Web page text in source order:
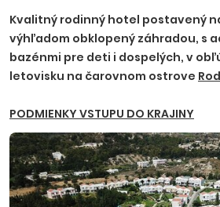
Kvalitný rodinný hotel postavený
výhľadom obklopený záhradou, s
bazénmi pre deti i dospelých, v
letovisku na čarovnom ostrove
PODMIENKY VSTUPU DO KRAJINY